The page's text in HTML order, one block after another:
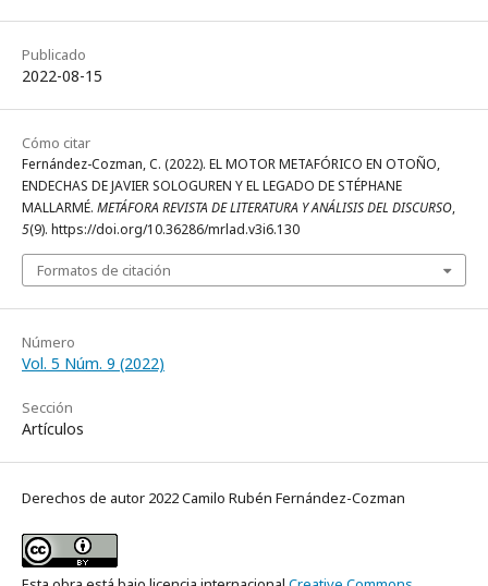
Publicado
2022-08-15
Cómo citar
Fernández-Cozman, C. (2022). EL MOTOR METAFÓRICO EN OTOÑO,
ENDECHAS DE JAVIER SOLOGUREN Y EL LEGADO DE STÉPHANE
MALLARMÉ. METÁFORA REVISTA DE LITERATURA Y ANÁLISIS DEL DISCURSO,
5(9). https://doi.org/10.36286/mrlad.v3i6.130
Formatos de citación
Número
Vol. 5 Núm. 9 (2022)
Sección
Artículos
Derechos de autor 2022 Camilo Rubén Fernández-Cozman